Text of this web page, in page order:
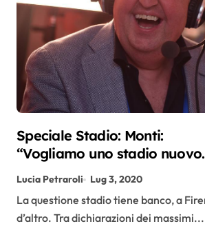
Speciale Stadio: Monti:
“Vogliamo uno stadio nuovo.
Campi? Va benissimo, è
attaccata a Firenze”
Lucia Petraroli Lug 3, 2020
La questione stadio tiene banco, a Firenze non si parla
d’altro. Tra dichiarazioni dei massimi...